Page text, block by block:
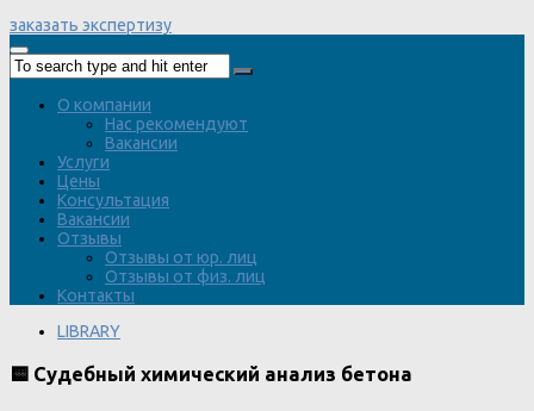
заказать экспертизу
О компании
Нас рекомендуют
Вакансии
Услуги
Цены
Консультация
Вакансии
Отзывы
Отзывы от юр. лиц
Отзывы от физ. лиц
Контакты
LIBRARY
🟨 Судебный химический анализ бетона